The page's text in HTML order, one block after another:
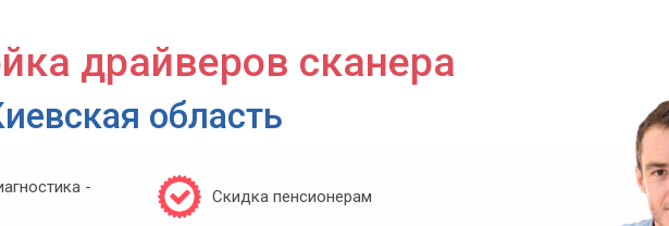
драйверов сканера
область
-
Скидка пенсионерам